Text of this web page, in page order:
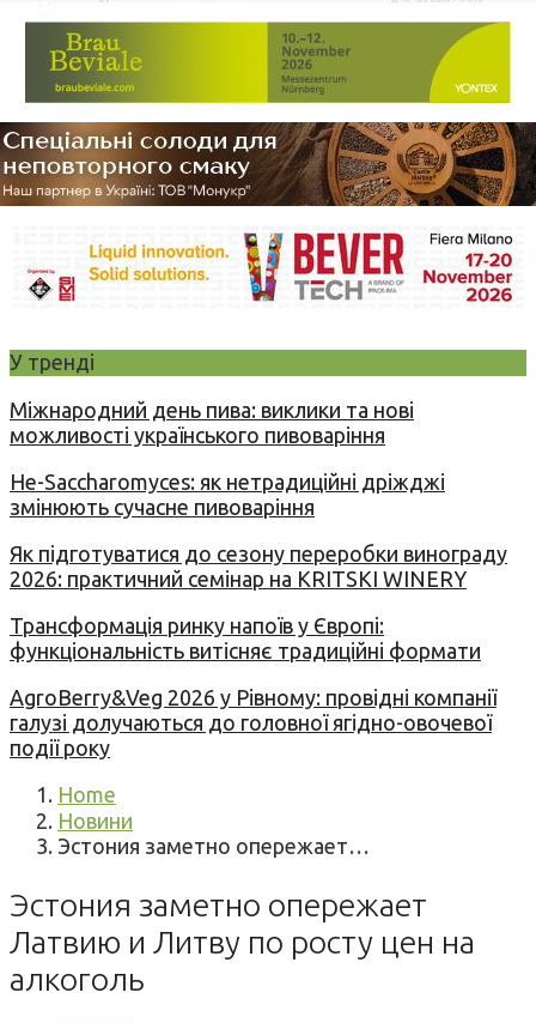
У тренді
Міжнародний день пива: виклики та нові
можливості українського пивоваріння
Не-Saccharomyces: як нетрадиційні дріжджі
змінюють сучасне пивоваріння
Як підготуватися до сезону переробки винограду
2026: практичний семінар на KRITSKI WINERY
Трансформація ринку напоїв у Європі:
функціональність витісняє традиційні формати
AgroBerry&Veg 2026 у Рівному: провідні компанії
галузі долучаються до головної ягідно-овочевої
події року
Home
Новини
Эстония заметно опережает…
Эстония заметно опережает
Латвию и Литву по росту цен на
алкоголь